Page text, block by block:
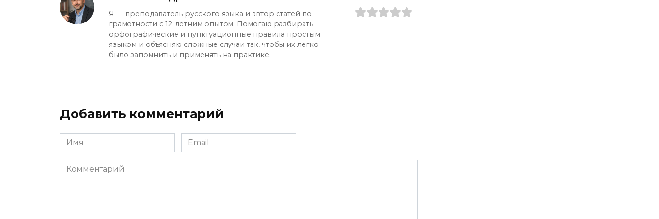
Я — преподаватель русского языка и автор статей по
грамотности с 12-летним опытом. Помогаю разбирать
орфографические и пунктуационные правила простым
языком и объясняю сложные случаи так, чтобы их легко
было запомнить и применять на практике.
Добавить комментарий
Имя
*
Email
*
Комментарий